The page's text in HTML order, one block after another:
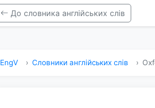
До словника англійських слів
EngV Словники англійських слів